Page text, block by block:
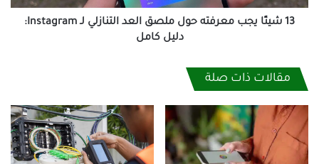
لـ
Instagram:
13 شيئًا يجب معرفته حول ملصق العد التنازلي لـ Instagram:
دليل كامل
مقالات ذات صلة